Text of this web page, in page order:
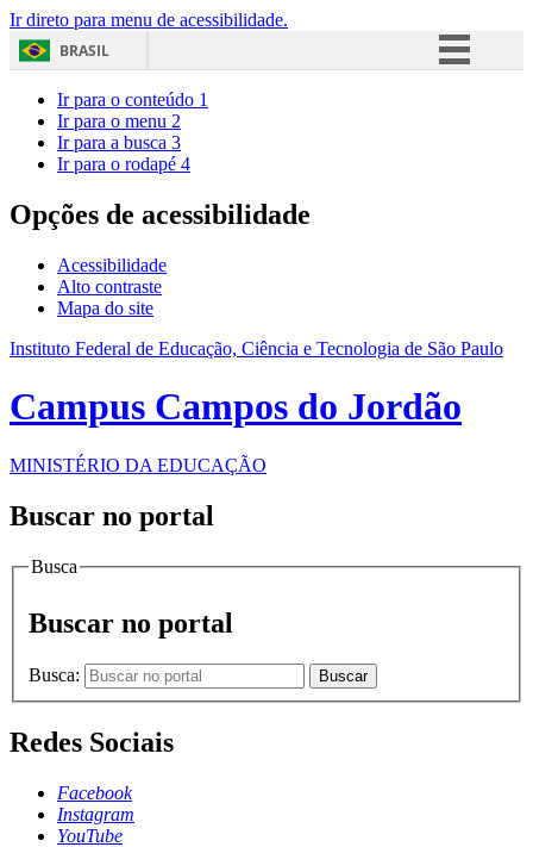
Ir direto para menu de acessibilidade.
BRASIL
Acesso à informação
Ir para o conteúdo 1
Ir para o menu 2
Ir para a busca 3
Ir para o rodapé 4
Opções de acessibilidade
Acessibilidade
Alto contraste
Mapa do site
Instituto Federal de Educação, Ciência e Tecnologia de São Paulo
Campus Campos do Jordão
MINISTÉRIO DA EDUCAÇÃO
Buscar no portal
Busca
Buscar no portal
Busca: Buscar
Redes Sociais
Facebook
Instagram
YouTube